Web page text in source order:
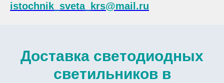
istochnik_sveta_krs@mail.ru
Доставка светодиодных
светильников в